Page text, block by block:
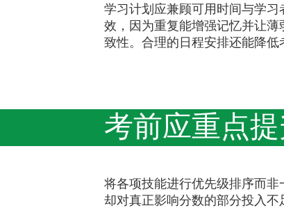
学习计划应兼顾可用时间与学
效，因为重复能增强记忆并让
致性。合理的日程安排还能降低
考前应重点
将各项技能进行优先级排序而
却对真正影响分数的部分投入